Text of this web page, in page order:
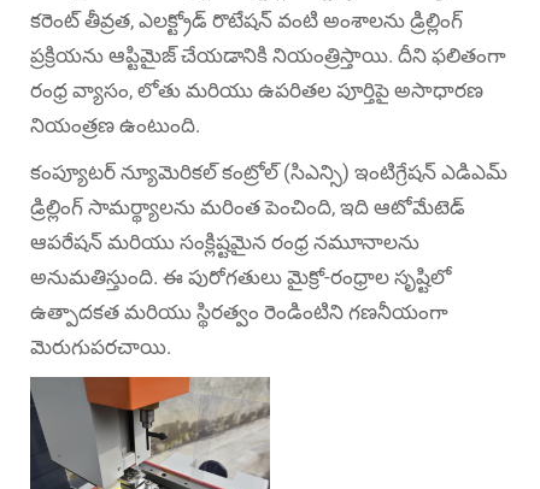
కరెంట్ తీవ్రత, ఎలక్ట్రోడ్ రొటేషన్ వంటి అంశాలను డ్రిల్లింగ్
ప్రక్రియను ఆప్టిమైజ్ చేయడానికి నియంత్రిస్తాయి. దీని ఫలితంగా
రంధ్ర వ్యాసం, లోతు మరియు ఉపరితల పూర్తిపై అసాధారణ
నియంత్రణ ఉంటుంది.
కంప్యూటర్ న్యూమెరికల్ కంట్రోల్ (సిఎన్సి) ఇంటిగ్రేషన్ ఎడిఎమ్
డ్రిల్లింగ్ సామర్థ్యాలను మరింత పెంచింది, ఇది ఆటోమేటెడ్
ఆపరేషన్ మరియు సంక్లిష్టమైన రంధ్ర నమూనాలను
అనుమతిస్తుంది. ఈ పురోగతులు మైక్రో-రంధ్రాల సృష్టిలో
ఉత్పాదకత మరియు స్థిరత్వం రెండింటిని గణనీయంగా
మెరుగుపరచాయి.